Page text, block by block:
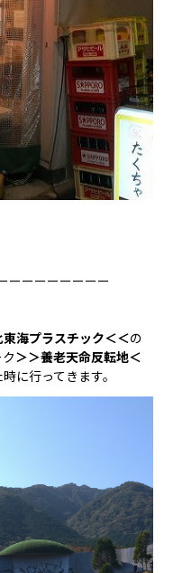
ーーーーーーーー
東海プラスチック＜＜の
＞＞養老天命反転地＜
に行ってきます。